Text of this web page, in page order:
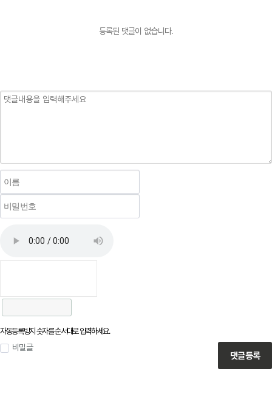
등록된 댓글이 없습니다.
자동등록방지 숫자를 순서대로 입력하세요.
비밀글
댓글등록